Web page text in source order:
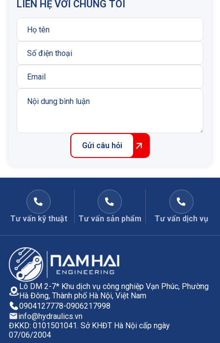
Áp suất làm việc tối đa: 280 Bar
Trọng lượng: 0.74 kg
Loại gioăng sử dụng: Buna:
Nhập khẩu và phân phối: Công ty Cổ phần kỹ thuật
Nam Hải
LIÊN HỆ VỚI CHÚNG TÔI
Gửi câu hỏi
Tư vấn kỹ thuật Tư vấn sản phẩm Tư vấn dịch vụ
Lô DM 2-7* Khu dịch vụ công nghiệp Vạn Phúc, Phường
Hà Đông, Thành phố Hà Nội, Việt Nam
0904127778-0906217998
info@hydraulics.vn
ĐKKD: 0101501041. Sở KHĐT Hà Nội cấp ngày
07/06/2004